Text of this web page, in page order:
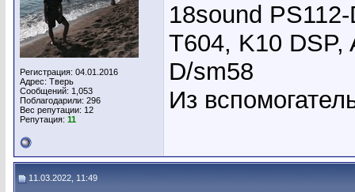
Регистрация: 04.01.2016
Адрес: Тверь
Сообщений: 1,053
Поблагодарили: 296
Вес репутации: 12
Репутация: 11
18sound
T604, K10 DSP,
D/sm58
Из
11.03.2022, 11:49